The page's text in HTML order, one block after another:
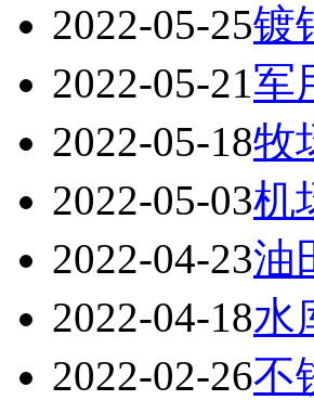
2022-05-25镀
2022-05-21军
2022-05-18牧
2022-05-03机
2022-04-23油
2022-04-18水
2022-02-26不